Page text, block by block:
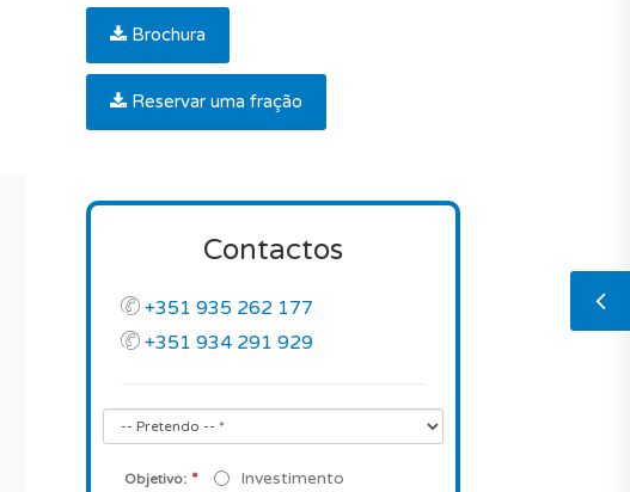
Brochura
Reservar uma fração
Contactos
+351 935 262 177
+351 934 291 929
Objetivo: *
Investimento